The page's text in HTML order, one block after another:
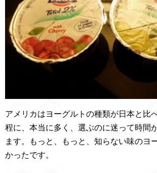
アメリカはヨーグルトの種類が日本と比
程に、本当に多く、選ぶのに迷って時間
ます。もっと、もっと、知らない味のヨ
かったです。